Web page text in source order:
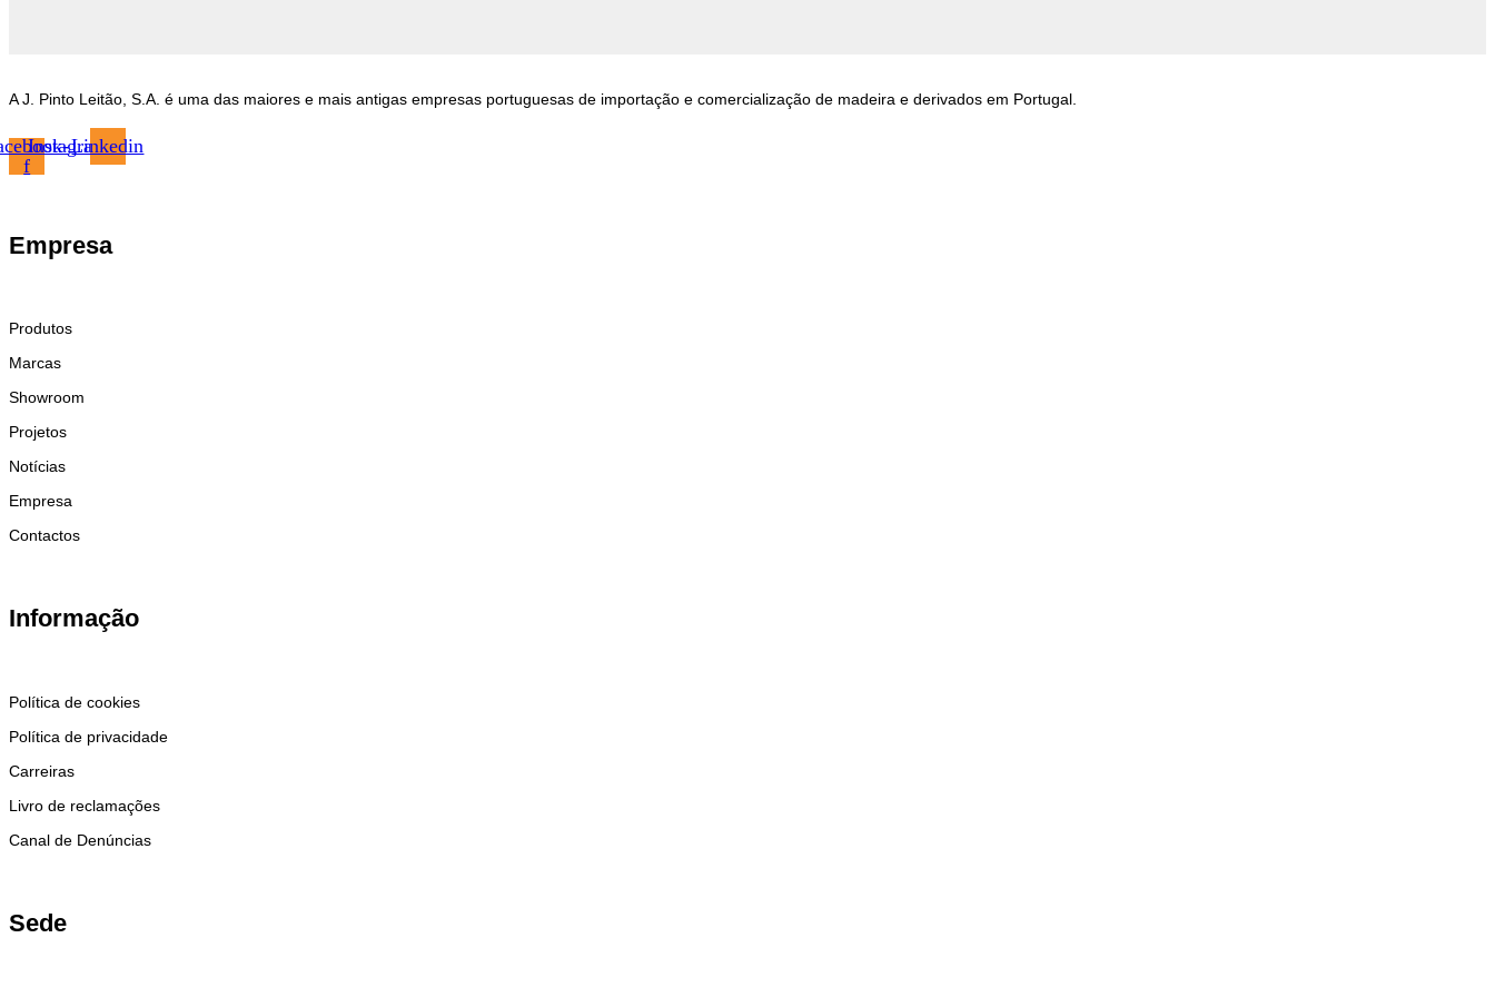
A J. Pinto Leitão, S.A. é uma das maiores e mais antigas empresas portuguesas de importação e comercialização de madeira e derivados em Portugal.
f
InstagramLinkedin
Empresa
Produtos
Marcas
Showroom
Projetos
Notícias
Empresa
Contactos
Informação
Política de cookies
Política de privacidade
Carreiras
Livro de reclamações
Canal de Denúncias
Sede